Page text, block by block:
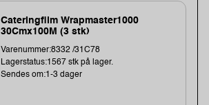
Cateringfilm Wrapmaster1000
30Cmx100M (3 stk)
Varenummer:8332 /31C78
Lagerstatus:1567 stk på lager.
Sendes om:1-3 dager